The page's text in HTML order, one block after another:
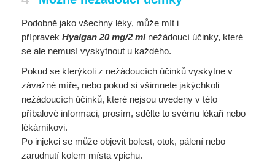
Podobně jako všechny léky, může mít i
přípravek Hyalgan 20 mg/2 mlnežádoucí účinky, které
se ale nemusí vyskytnout u každého.
Pokud se kterýkoli z nežádoucích účinků vyskytne v
závažné míře, nebo pokud si všimnete jakýchkoli
nežádoucích účinků, které nejsou uvedeny v této
příbalové informaci, prosím, sdělte to svému lékaři nebo
lékárníkovi.
Po injekci se může objevit bolest, otok, pálení nebo
zarudnutí kolem místa vpichu.